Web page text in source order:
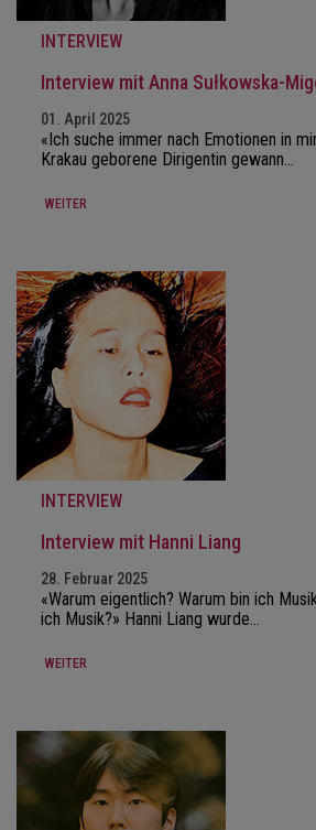
INTERVIEW
Interview mit Anna Sułkowska-
01. April 2025
«Ich suche immer nach Emotionen in
Krakau geborene Dirigentin gewann…
WEITER
INTERVIEW
Interview mit Hanni Liang
28. Februar 2025
«Warum eigentlich? Warum bin ich
ich Musik?» Hanni Liang wurde…
WEITER